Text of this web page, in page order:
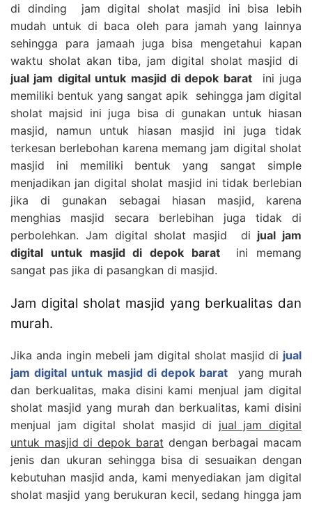
di dinding jam digital sholat masjid ini bisa lebih
mudah untuk di baca oleh para jamah yang lainnya
sehingga para jamaah juga bisa mengetahui kapan
waktu sholat akan tiba, jam digital sholat masjid di
jual jam digital untuk masjid di depok baratini juga
memiliki bentuk yang sangat apik sehingga jam digital
sholat majsid ini juga bisa di gunakan untuk hiasan
masjid, namun untuk hiasan masjid ini juga tidak
terkesan berlebohan karena memang jam digital sholat
masjid ini memiliki bentuk yang sangat simple
menjadikan jan digital sholat masjid ini tidak berlebian
jika di gunakan sebagai hiasan masjid, karena
menghias masjid secara berlebihan juga tidak di
perbolehkan. Jam digital sholat masjid di jual jam
digital untuk masjid di depok baratini memang
sangat pas jika di pasangkan di masjid.
Jam digital sholat masjid yang berkualitas dan
murah.
Jika anda ingin mebeli jam digital sholat masjid di jual
jam digital untuk masjid di depok barat
yang murah
dan berkualitas, maka disini kami menjual jam digital
sholat masjid yang murah dan berkualitas, kami disini
menjual jam digital sholat masjid di jual jam digital
untuk masjid di depok barat dengan berbagai macam
jenis dan ukuran sehingga bisa di sesuaikan dengan
kebutuhan masjid anda, kami menyediakan jam digital
sholat masjid yang berukuran kecil, sedang hingga jam